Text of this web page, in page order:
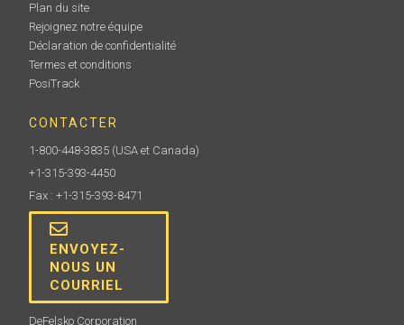
Plan du site
Rejoignez notre équipe
Déclaration de confidentialité
Termes et conditions
PosiTrack
CONTACTER
1-800-448-3835 (USA et Canada)
+1-315-393-4450
Fax : +1-315-393-8471
ENVOYEZ-
NOUS UN
COURRIEL
DeFelsko Corporation